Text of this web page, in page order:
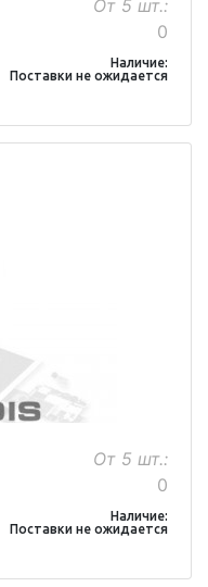
От 5 шт.:
0
Наличие:
Поставки не ожидается
От 5 шт.:
0
Наличие:
Поставки не ожидается